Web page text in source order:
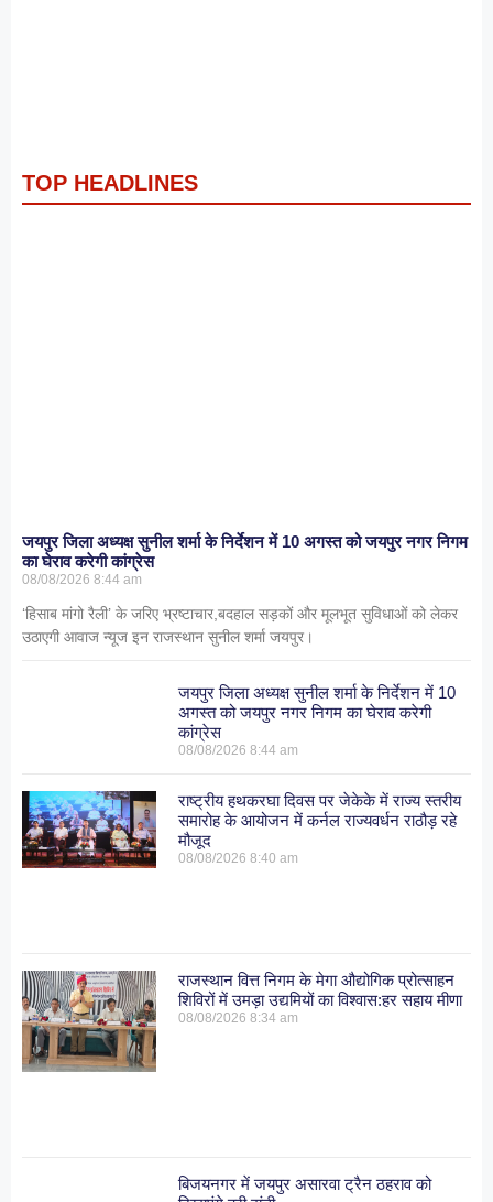
TOP HEADLINES
जयपुर जिला अध्यक्ष सुनील शर्मा के निर्देशन में 10 अगस्त को जयपुर नगर निगम
का घेराव करेगी कांग्रेस
08/08/2026 8:44 am
‘हिसाब मांगो रैली’ के जरिए भ्रष्टाचार,बदहाल सड़कों और मूलभूत सुविधाओं को लेकर
उठाएगी आवाज न्यूज इन राजस्थान सुनील शर्मा जयपुर।
जयपुर जिला अध्यक्ष सुनील शर्मा के निर्देशन में 10
अगस्त को जयपुर नगर निगम का घेराव करेगी
कांग्रेस
08/08/20268:44 am
राष्ट्रीय हथकरघा दिवस पर जेकेके में राज्य स्तरीय
समारोह के आयोजन में कर्नल राज्यवर्धन राठौड़ रहे
मौजूद
08/08/20268:40 am
राजस्थान वित्त निगम के मेगा औद्योगिक प्रोत्साहन
शिविरों में उमड़ा उद्यमियों का विश्वास:हर सहाय मीणा
08/08/20268:34 am
बिजयनगर में जयपुर असारवा ट्रैन ठहराव को